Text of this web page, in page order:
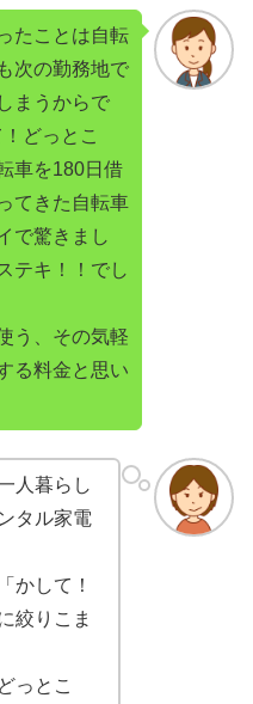
たことは自転
次の勤務地で
まうからで
どっとこ
車を180日借
てきた自転車
で驚きまし
テキ！！でし
う、その気軽
る料金と思い
人暮らし
タル家電
かして！
絞りこま
っとこ